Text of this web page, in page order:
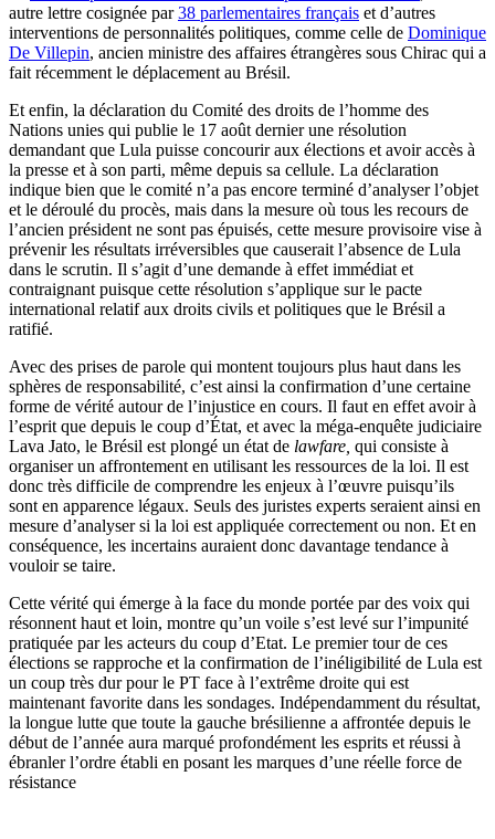
autre lettre cosignée par38 parlementaires français et d’autres
interventions de personnalités politiques, comme celle de Dominique
De Villepin, ancien ministre des affaires étrangères sous Chirac qui a
fait récemment le déplacement au Brésil.
Et enfin, la déclaration du Comité des droits de l’homme des
Nations unies qui publie le 17 août dernier une résolution
demandant que Lula puisse concourir aux élections et avoir accès à
la presse et à son parti, même depuis sa cellule. La déclaration
indique bien que le comité n’a pas encore terminé d’analyser l’objet
et le déroulé du procès, mais dans la mesure où tous les recours de
l’ancien président ne sont pas épuisés, cette mesure provisoire vise à
prévenir les résultats irréversibles que causerait l’absence de Lula
dans le scrutin. Il s’agit d’une demande à effet immédiat et
contraignant puisque cette résolution s’applique sur le pacte
international relatif aux droits civils et politiques que le Brésil a
ratifié.
Avec des prises de parole qui montent toujours plus haut dans les
sphères de responsabilité, c’est ainsi la confirmation d’une certaine
forme de vérité autour de l’injustice en cours. Il faut en effet avoir à
l’esprit que depuis le coup d’État, et avec la méga-enquête judiciaire
Lava Jato, le Brésil est plongé un état de lawfare, qui consiste à
organiser un affrontement en utilisant les ressources de la loi. Il est
donc très difficile de comprendre les enjeux à l’œuvre puisqu’ils
sont en apparence légaux. Seuls des juristes experts seraient ainsi en
mesure d’analyser si la loi est appliquée correctement ou non. Et en
conséquence, les incertains auraient donc davantage tendance à
vouloir se taire.
Cette vérité qui émerge à la face du monde portée par des voix qui
résonnent haut et loin, montre qu’un voile s’est levé sur l’impunité
pratiquée par les acteurs du coup d’Etat. Le premier tour de ces
élections se rapproche et la confirmation de l’inéligibilité de Lula est
un coup très dur pour le PT face à l’extrême droite qui est
maintenant favorite dans les sondages. Indépendamment du résultat,
la longue lutte que toute la gauche brésilienne a affrontée depuis le
début de l’année aura marqué profondément les esprits et réussi à
ébranler l’ordre établi en posant les marques d’une réelle force de
résistance